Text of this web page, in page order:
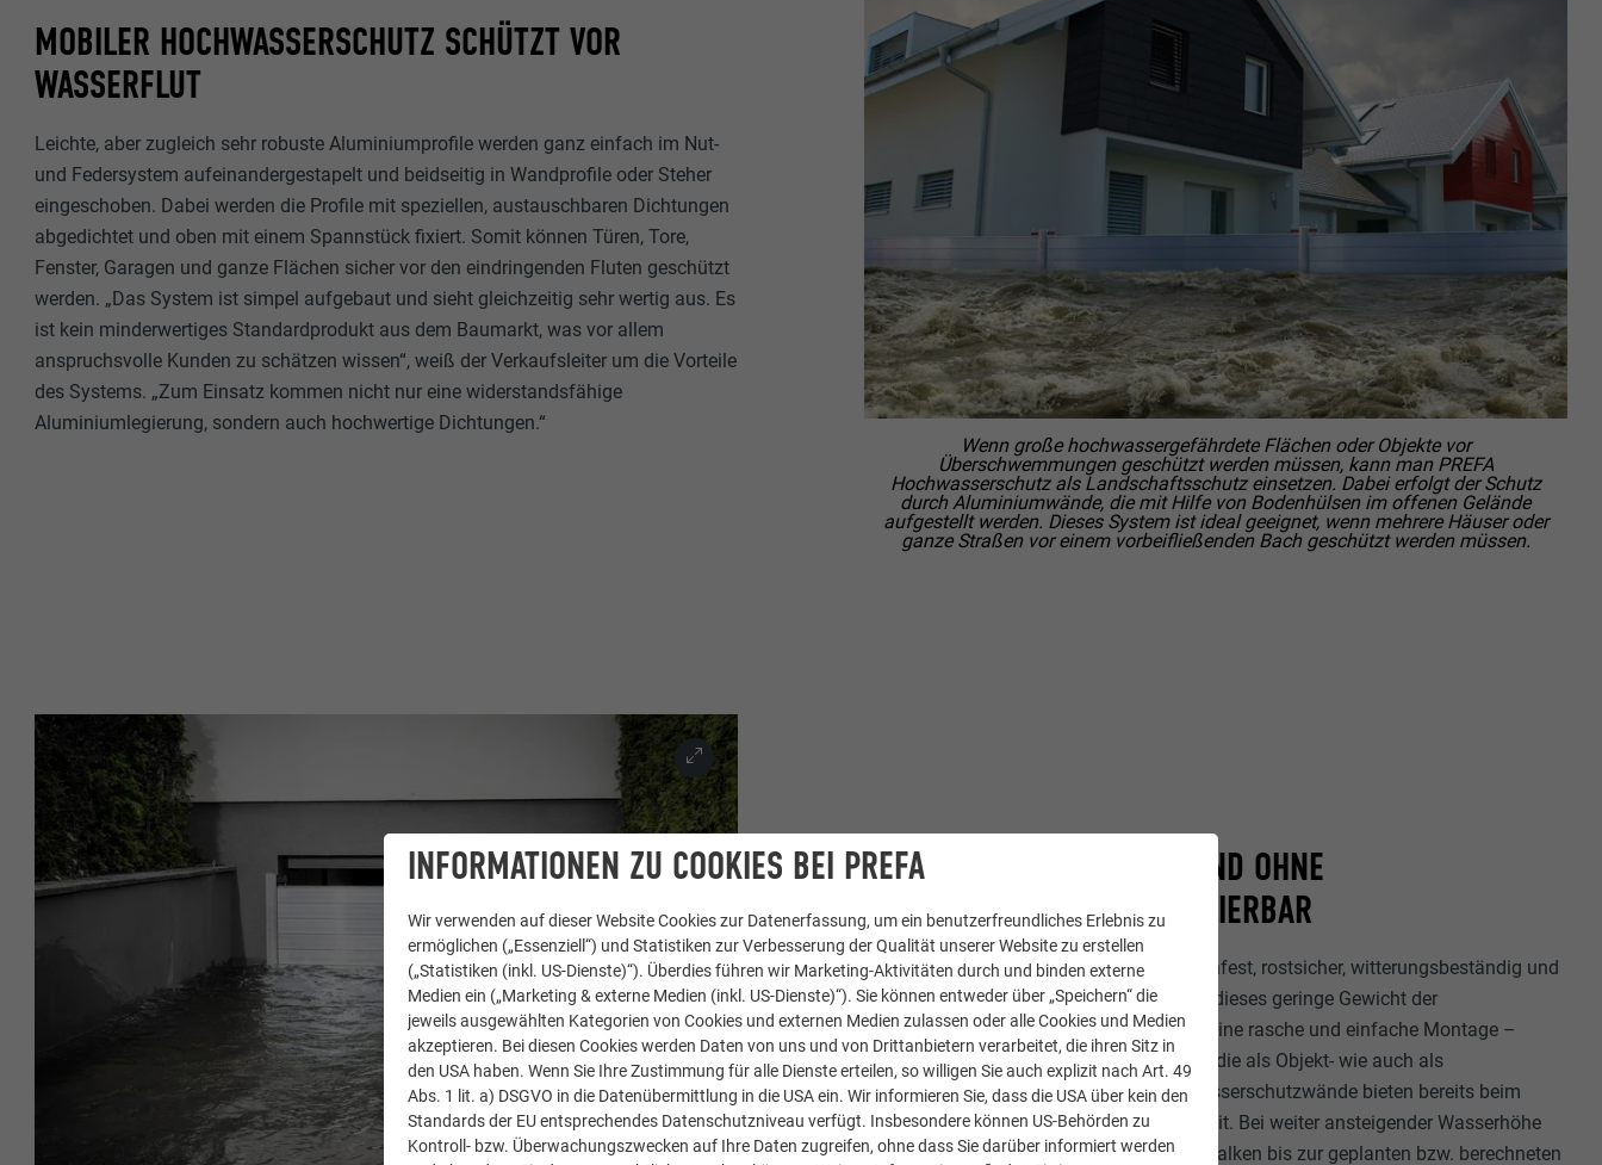
MOBILER HOCHWASSERSCHUTZ SCHÜTZT VOR
WASSERFLUT
Leichte, aber zugleich sehr robuste Aluminiumprofile werden ganz einfach im Nut-
und Federsystem aufeinandergestapelt und beidseitig in Wandprofile oder Steher
eingeschoben. Dabei werden die Profile mit speziellen, austauschbaren Dichtungen
abgedichtet und oben mit einem Spannstück fixiert. Somit können Türen, Tore,
Fenster, Garagen und ganze Flächen sicher vor den eindringenden Fluten geschützt
werden. „Das System ist simpel aufgebaut und sieht gleichzeitig sehr wertig aus. Es
ist kein minderwertiges Standardprodukt aus dem Baumarkt, was vor allem
anspruchsvolle Kunden zu schätzen wissen“, weiß der Verkaufsleiter um die Vorteile
des Systems. „Zum Einsatz kommen nicht nur eine widerstandsfähige
Aluminiumlegierung, sondern auch hochwertige Dichtungen.“
Wenn große hochwassergefährdete Flächen oder Objekte vor
Überschwemmungen geschützt werden müssen, kann man PREFA
Hochwasserschutz als Landschaftsschutz einsetzen. Dabei erfolgt der Schutz
durch Aluminiumwände, die mit Hilfe von Bodenhülsen im offenen Gelände
aufgestellt werden. Dieses System ist ideal geeignet, wenn mehrere Häuser oder
ganze Straßen vor einem vorbeifließenden Bach geschützt werden müssen.
VON NUR EINER PERSON UND OHNE
SPEZIALWERKZEUG INSTALLIERBAR
Aluminium eignet sich perfekt, da es bruchfest, rostsicher, witterungsbeständig und
vor allem besonders leicht ist. Und genau dieses geringe Gewicht der
Aluminiumprofile ermöglicht im Ernstfall eine rasche und einfache Montage –
notfalls sogar von nur einer Person! Denn die als Objekt- wie auch als
Landschaftsschutz eingesetzten Hochwasserschutzwände bieten bereits beim
Einlegen der ersten Dammbalken Sicherheit. Bei weiter ansteigender Wasserhöhe
kann ganz einfach die Anzahl der Dammbalken bis zur geplanten bzw. berechneten
INFORMATIONEN ZU COOKIES BEI PREFA
Wir verwenden auf dieser Website Cookies zur Datenerfassung, um ein benutzerfreundliches Erlebnis zu
ermöglichen („Essenziell“) und Statistiken zur Verbesserung der Qualität unserer Website zu erstellen
(„Statistiken (inkl. US-Dienste)“). Überdies führen wir Marketing-Aktivitäten durch und binden externe
Medien ein („Marketing & externe Medien (inkl. US-Dienste)“). Sie können entweder über „Speichern“ die
jeweils ausgewählten Kategorien von Cookies und externen Medien zulassen oder alle Cookies und Medien
akzeptieren. Bei diesen Cookies werden Daten von uns und von Drittanbietern verarbeitet, die ihren Sitz in
den USA haben. Wenn Sie Ihre Zustimmung für alle Dienste erteilen, so willigen Sie auch explizit nach Art. 49
Abs. 1 lit. a) DSGVO in die Datenübermittlung in die USA ein. Wir informieren Sie, dass die USA über kein den
Standards der EU entsprechendes Datenschutzniveau verfügt. Insbesondere können US-Behörden zu
Kontroll- bzw. Überwachungszwecken auf Ihre Daten zugreifen, ohne dass Sie darüber informiert werden